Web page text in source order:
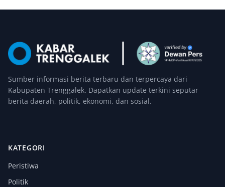
Sumber informasi berita terbaru dan terpercaya dari
Kabupaten Trenggalek. Dapatkan update terkini seputar
berita daerah, politik, ekonomi, dan sosial.
KATEGORI
Peristiwa
Politik